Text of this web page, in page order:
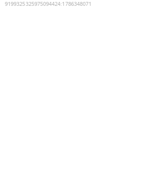
9199325325975094424:1786348071